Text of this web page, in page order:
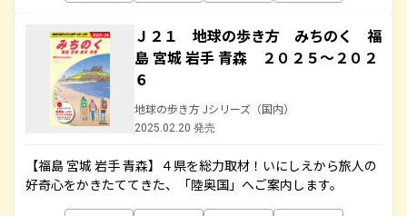
Ｊ２１ 地球の歩き方 みちのく 福
島 宮城 岩手 青森 ２０２５～２０２
６
地球の歩き方 Jシリーズ（国内）
2025.02.20 発売
【福島 宮城 岩手 青森】４県を総力取材！いにしえから旅人の
好奇心をかきたててきた、「陸奥国」へご案内します。